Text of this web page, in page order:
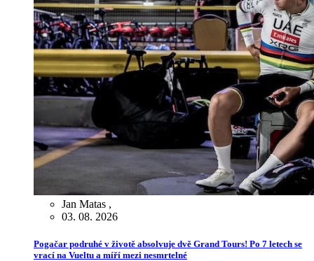
Jan Matas ,
03. 08. 2026
Pogačar podruhé v životě absolvuje dvě Grand Tours! Po 7 letech se
vrací na Vueltu a míří mezi nesmrtelné